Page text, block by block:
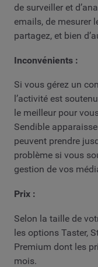
de surveiller et
emails, de mesurer
partagez, et bien
Inconvénients :
Si vous gérez un
l’activité est
le meilleur pour
Sendible
peuvent prendre
problème si vous
gestion de vos
Prix :
Selon la taille de
les options Taster,
Premium dont les
mois.